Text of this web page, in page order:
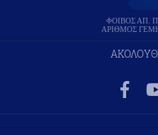
ΦΟΙΒΟΣ ΑΠ.
ΑΡΙΘΜΟΣ